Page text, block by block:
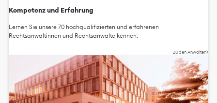
Kompetenz und Erfahrung
Lernen Sie unsere 70 hochqualifizierten und erfahrenen
Rechtsanwältinnen und Rechtsanwälte kennen.
Zu den Anwälten